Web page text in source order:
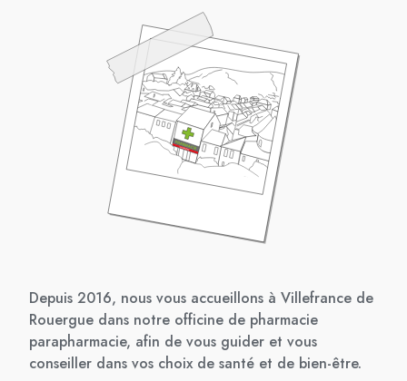
Depuis 2016, nous vous accueillons à Villefrance de
Rouergue dans notre officine de pharmacie
parapharmacie, afin de vous guider et vous
conseiller dans vos choix de santé et de bien-être.